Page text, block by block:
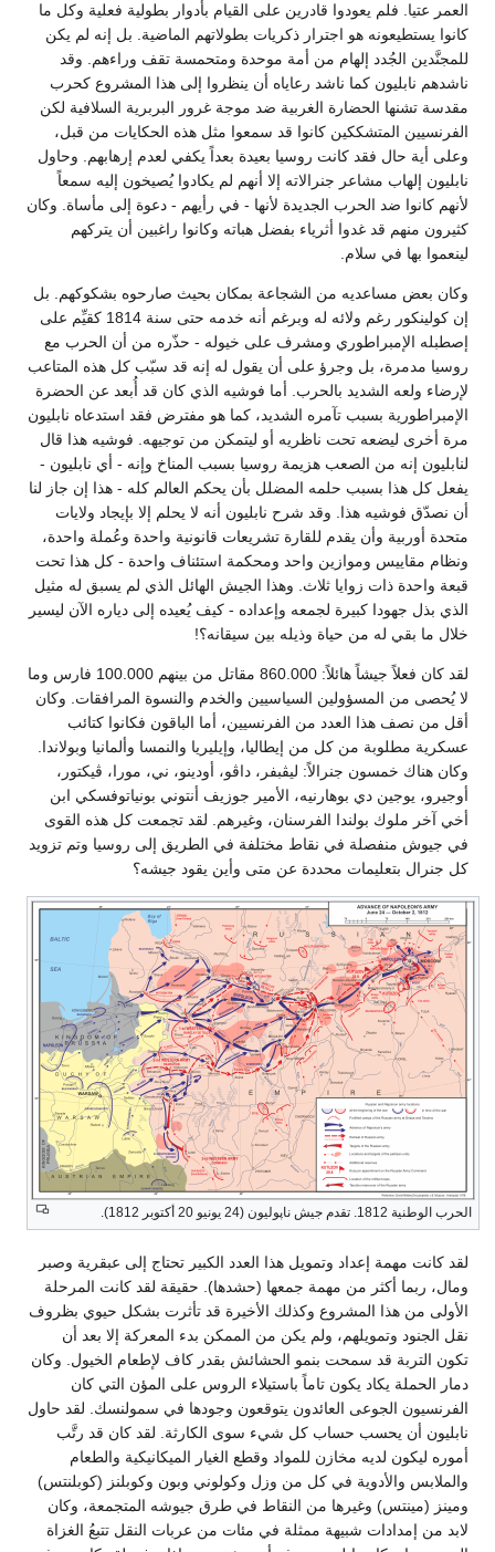
العمر عتيا. فلم يعودوا قادرين على القيام بأدوار بطولية فعلية وكل ما
كانوا يستطيعونه هو اجترار ذكريات بطولاتهم الماضية. بل إنه لم يكن
للمجنَّدين الجُدد إلهام من أمة موحدة ومتحمسة تقف وراءهم. وقد
ناشدهم نابليون كما ناشد رعاياه أن ينظروا إلى هذا المشروع كحرب
مقدسة تشنها الحضارة الغربية ضد موجة غرور البربرية السلافية لكن
الفرنسيين المتشككين كانوا قد سمعوا مثل هذه الحكايات من قبل،
وعلى أية حال فقد كانت روسيا بعيدة بعداً يكفي لعدم إرهابهم. وحاول
نابليون إلهاب مشاعر جنرالاته إلا أنهم لم يكادوا يُصيخون إليه سمعاً
لأنهم كانوا ضد الحرب الجديدة لأنها - في رأيهم - دعوة إلى مأساة. وكان
كثيرون منهم قد غدوا أثرياء بفضل هباته وكانوا راغبين أن يتركهم
لينعموا بها في سلام.
وكان بعض مساعديه من الشجاعة بمكان بحيث صارحوه بشكوكهم. بل
إن كولينكور رغم ولائه له وبرغم أنه خدمه حتى سنة 1814 كقيِّم على
إصطبله الإمبراطوري ومشرف على خيوله - حذّره من أن الحرب مع
روسيا مدمرة، بل وجرؤ على أن يقول له إنه قد سبّب كل هذه المتاعب
لإرضاء ولعه الشديد بالحرب. أما فوشيه الذي كان قد أُبعد عن الحضرة
الإمبراطورية بسبب تآمره الشديد، كما هو مفترض فقد استدعاه نابليون
مرة أخرى ليضعه تحت ناظريه أو ليتمكن من توجيهه. فوشيه هذا قال
لنابليون إنه من الصعب هزيمة روسيا بسبب المناخ وإنه - أي نابليون -
يفعل كل هذا بسبب حلمه المضلل بأن يحكم العالم كله - هذا إن جاز لنا
أن نصدّق فوشيه هذا. وقد شرح نابليون أنه لا يحلم إلا بإيجاد ولايات
متحدة أوربية وأن يقدم للقارة تشريعات قانونية واحدة وعُملة واحدة،
ونظام مقاييس وموازين واحد ومحكمة استئناف واحدة - كل هذا تحت
قبعة واحدة ذات زوايا ثلاث. وهذا الجيش الهائل الذي لم يسبق له مثيل
الذي بذل جهودا كبيرة لجمعه وإعداده - كيف يُعيده إلى دياره الآن ليسير
خلال ما بقي له من حياة وذيله بين سيقانه؟!
لقد كان فعلاً جيشاً هائلاً: 860.000 مقاتل من بينهم 100.000 فارس وما
لا يُحصى من المسؤولين السياسيين والخدم والنسوة المرافقات. وكان
أقل من نصف هذا العدد من الفرنسيين، أما الباقون فكانوا كتائب
عسكرية مطلوبة من كل من إيطاليا، وإيليريا والنمسا وألمانيا وبولاندا.
وكان هناك خمسون جنرالاً: ليڤبفر، داڤو، أودينو، ني، مورا، ڤيكتور،
أوجيرو، يوجين دي بوهارنيه، الأمير جوزيف أنتوني بونياتوفسكي ابن
أخي آخر ملوك بولندا الفرسنان، وغيرهم. لقد تجمعت كل هذه القوى
في جيوش منفصلة في نقاط مختلفة في الطريق إلى روسيا وتم تزويد
كل جنرال بتعليمات محددة عن متى وأين يقود جيشه؟
الحرب الوطنية 1812. تقدم جيش ناپوليون (24 يونيو 20 أكتوبر 1812).
لقد كانت مهمة إعداد وتمويل هذا العدد الكبير تحتاج إلى عبقرية وصبر
ومال، ربما أكثر من مهمة جمعها (حشدها). حقيقة لقد كانت المرحلة
الأولى من هذا المشروع وكذلك الأخيرة قد تأثرت بشكل حيوي بظروف
نقل الجنود وتمويلهم، ولم يكن من الممكن بدء المعركة إلا بعد أن
تكون التربة قد سمحت بنمو الحشائش بقدر كاف لإطعام الخيول. وكان
دمار الحملة يكاد يكون تاماً باستيلاء الروس على المؤن التي كان
الفرنسيون الجوعى العائدون يتوقعون وجودها في سمولنسك. لقد حاول
نابليون أن يحسب حساب كل شيء سوى الكارثة. لقد كان قد رتَّب
أموره ليكون لديه مخازن للمواد وقطع الغيار الميكانيكية والطعام
والملابس والأدوية في كل من وزل وكولوني وبون وكوبلنز (كوبلنتس)
ومينز (مينتس) وغيرها من النقاط في طرق جيوشه المتجمعة، وكان
لابد من إمدادات شبيهة ممثلة في مئات من عربات النقل تتبعُ الغزاة